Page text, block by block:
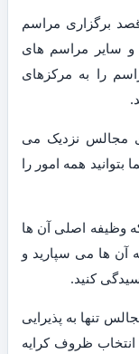
برگزاری مراسم
و سایر مراسم های
را به مرکزهای
مجالس نزدیک می
همه امور را
وظیفه اصلی آن ها
ها می سپارید و
کنید.
تنها به پذیرایی
انتخاب ظروف کرایه